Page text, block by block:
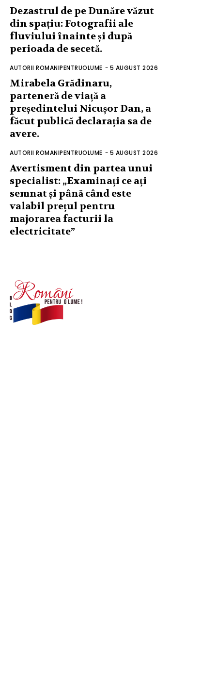
Dezastrul de pe Dunăre văzut
din spațiu: Fotografii ale
fluviului înainte și după
perioada de secetă.
AUTORII ROMANIPENTRUOLUME - 5 AUGUST 2026
Mirabela Grădinaru,
parteneră de viață a
președintelui Nicușor Dan, a
făcut publică declarația sa de
avere.
AUTORII ROMANIPENTRUOLUME - 5 AUGUST 2026
Avertisment din partea unui
specialist: „Examinați ce ați
semnat și până când este
valabil prețul pentru
majorarea facturii la
electricitate”